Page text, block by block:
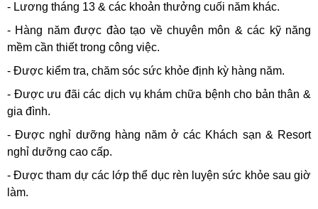
- Lương tháng 13 & các khoản thưởng cuối năm khác.
- Hàng năm được đào tạo về chuyên môn & các kỹ năng
mềm cần thiết trong công việc.
- Được kiểm tra, chăm sóc sức khỏe định kỳ hàng năm.
- Được ưu đãi các dịch vụ khám chữa bệnh cho bản thân &
gia đình.
- Được nghỉ dưỡng hàng năm ở các Khách sạn & Resort
nghỉ dưỡng cao cấp.
- Được tham dự các lớp thể dục rèn luyện sức khỏe sau giờ
làm.